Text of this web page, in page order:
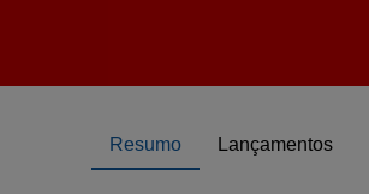
Resumo Lançamentos